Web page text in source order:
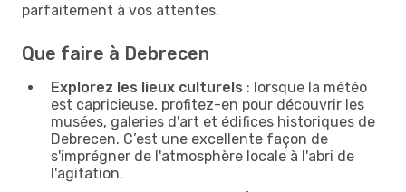
parfaitement à vos attentes.
Que faire à Debrecen
Explorez les lieux culturels : lorsque la météo
est capricieuse, profitez-en pour découvrir les
musées, galeries d'art et édifices historiques de
Debrecen. C’est une excellente façon de
s'imprégner de l'atmosphère locale à l'abri de
l'agitation.